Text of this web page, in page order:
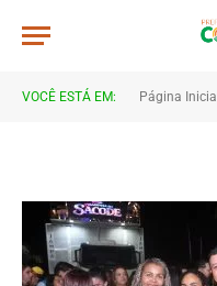
VOCÊ ESTÁ EM: Página Inicial
JWR_7834